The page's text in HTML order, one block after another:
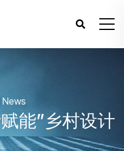
News
能”乡村设计